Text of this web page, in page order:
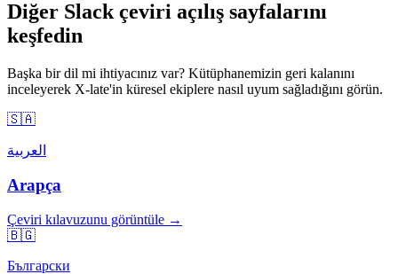
Diğer Slack çeviri açılış sayfalarını
keşfedin
Başka bir dil mi ihtiyacınız var? Kütüphanemizin geri kalanını
inceleyerek X-late'in küresel ekiplere nasıl uyum sağladığını görün.
🇸🇦
العربية
Arapça
Çeviri kılavuzunu görüntüle →
🇧🇬
Български